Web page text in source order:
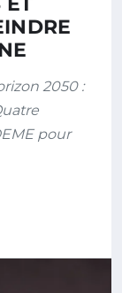
2050 :
pour